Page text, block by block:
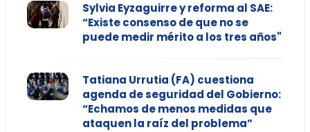
Sylvia Eyzaguirre y reforma al SAE:
“Existe consenso de que no se
puede medir mérito a los tres años"
Tatiana Urrutia (FA) cuestiona
agenda de seguridad del Gobierno:
“Echamos de menos medidas que
ataquen la raíz del problema”